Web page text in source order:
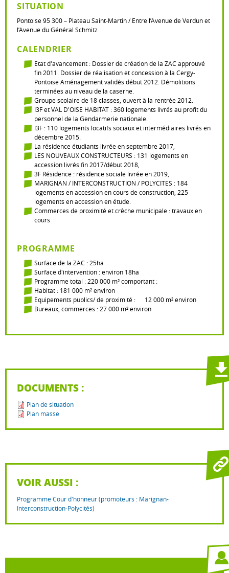
SITUATION
Pontoise 95 300 – Plateau Saint-Martin / Entre l’Avenue de Verdun et
l’Avenue du Général Schmitz
CALENDRIER
Etat d'avancement : Dossier de création de la ZAC approuvé
fin 2011. Dossier de réalisation et concession à la Cergy-
Pontoise Aménagement validés début 2012. Démolitions
terminées au niveau de la caserne.
Groupe scolaire de 18 classes, ouvert à la rentrée 2012.
I3F et VAL D'OISE HABITAT : 360 logements livrés au profit du
personnel de la Gendarmerie nationale.
I3F : 110 logements locatifs sociaux et intermédiaires livrés en
décembre 2015.
La résidence étudiants livrée en septembre 2017,
LES NOUVEAUX CONSTRUCTEURS : 131 logements en
accession livrés fin 2017/début 2018,
3F Résidence : résidence sociale livrée en 2019,
MARIGNAN / INTERCONSTRUCTION / POLYCITES : 184
logements en accession en cours de construction, 225
logements en accession en étude.
Commerces de proximité et crêche municipale : travaux en
cours
PROGRAMME
Surface de la ZAC : 25ha
Surface d'intervention : environ 18ha
Programme total : 220 000 m² comportant :
Habitat : 181 000 m² environ
Equipements publics/ de proximité : 12 000 m² environ
Bureaux, commerces : 27 000 m² environ
DOCUMENTS :
Plan de situation
Plan masse
VOIR AUSSI :
Programme Cour d'honneur (promoteurs : Marignan-
Interconstruction-Polycités)